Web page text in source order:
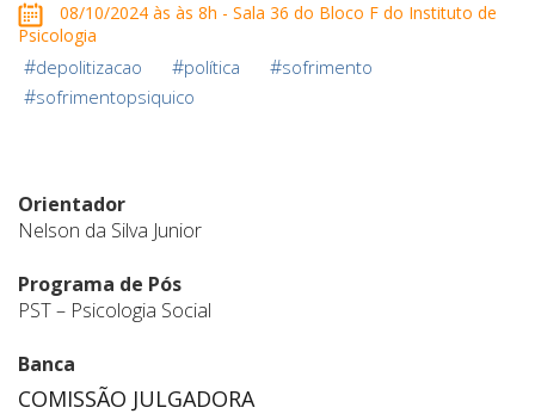
08/10/2024 às às 8h - Sala 36 do Bloco F do Instituto de
Psicologia
#depolitizacao #política #sofrimento
#sofrimentopsiquico
Orientador
Nelson da Silva Junior
Programa de Pós
PST – Psicologia Social
Banca
COMISSÃO JULGADORA